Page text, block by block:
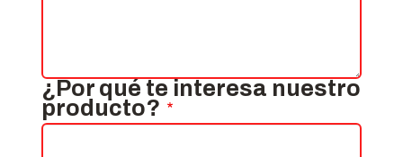
¿Por qué te interesa nuestro
producto?